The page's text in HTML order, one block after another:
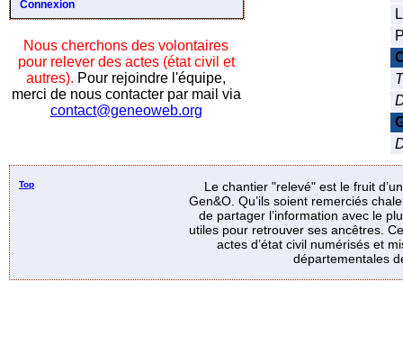
Connexion
Nous cherchons des volontaires
pour relever des actes (état civil et
autres). Pour rejoindre l'équipe,
merci de nous contacter par mail via
contact@geneoweb.org
Top
Le chantier "relevé" est le fruit
Gen&O. Qu’ils soient remerciés
de partager l’information avec le
utiles pour retrouver ses ancêtres.
actes d’état civil numérisés et
départementales